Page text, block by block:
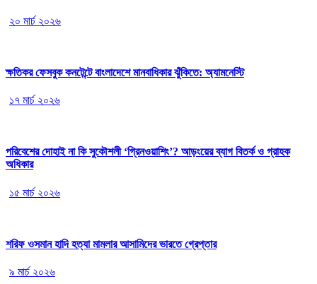
২০ মার্চ ২০২৬
ক্ষতিকর ফেসবুক কনটেন্টে বাংলাদেশে মানবাধিকার ঝুঁকিতে: অ্যামনেস্টি
১৭ মার্চ ২০২৬
পরিবেশের দোহাই না কি সুকৌশলী ‘গ্রিনওয়াশিং’? আড়ংয়ের ব্যাগ বিতর্ক ও গ্রাহক
অধিকার
১৫ মার্চ ২০২৬
শরিফ ওসমান হাদি হত্যা মামলার আসামিদের ভারতে গ্রেপ্তার
৯ মার্চ ২০২৬